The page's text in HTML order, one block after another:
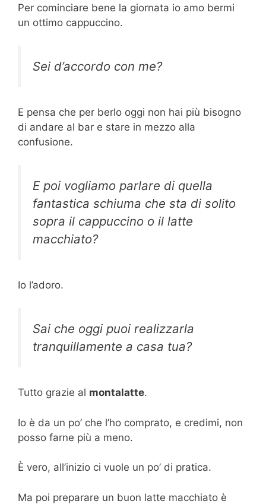
Per cominciare bene la giornata io amo bermi
un ottimo cappuccino.
Sei d’accordo con me?
E pensa che per berlo oggi non hai più bisogno
di andare al bar e stare in mezzo alla
confusione.
E poi vogliamo parlare di quella
fantastica schiuma che sta di solito
sopra il cappuccino o il latte
macchiato?
Io l’adoro.
Sai che oggi puoi realizzarla
tranquillamente a casa tua?
Tutto grazie al montalatte.
Io è da un po’ che l’ho comprato, e credimi, non
posso farne più a meno.
È vero, all’inizio ci vuole un po’ di pratica.
Ma poi preparare un buon latte macchiato è